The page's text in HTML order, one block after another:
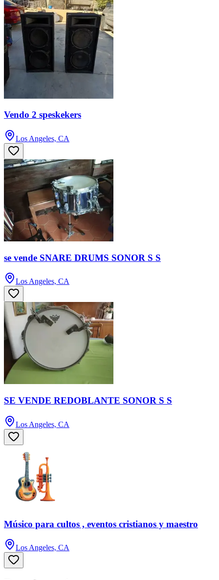
Vendo 2 speskekers
Los Angeles, CA
se vende SNARE DRUMS SONOR S S
Los Angeles, CA
SE VENDE REDOBLANTE SONOR S S
Los Angeles, CA
Músico para cultos , eventos cristianos y maestro
Los Angeles, CA